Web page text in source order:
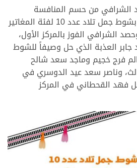
الشرافي من حسم المنافسة
الصعبة لمصلحته، ليتوج بشوط جمل تلاد عدد 10 لفئة المغاتير
الشرافي الفوز بالمركز الأول،
جابر العذبة الذي حل وصيفاً للشوط
فرج خجيم وماجد سعد شالح
وناصر سعد عيد الدوسري في
فهد القحطاني في المركز